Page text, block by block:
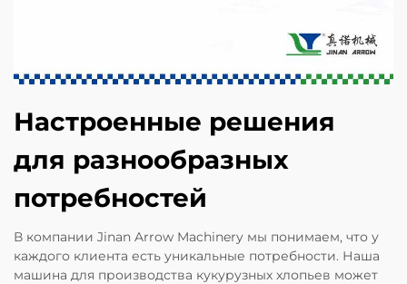
Настроенные решения
для разнообразных
потребностей
В компании Jinan Arrow Machinery мы понимаем, что у
каждого клиента есть уникальные потребности. Наша
машина для производства кукурузных хлопьев может